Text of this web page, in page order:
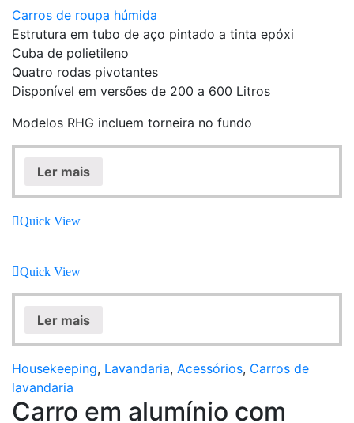
Carros de roupa húmida
Estrutura em tubo de aço pintado a tinta epóxi
Cuba de polietileno
Quatro rodas pivotantes
Disponível em versões de 200 a 600 Litros
Modelos RHG incluem torneira no fundo
Ler mais
Quick View
Quick View
Ler mais
Housekeeping, Lavandaria, Acessórios, Carros de
lavandaria
Carro em alumínio com